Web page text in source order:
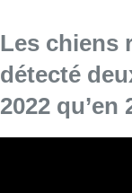
Les chiens
détecté
2022 qu’en